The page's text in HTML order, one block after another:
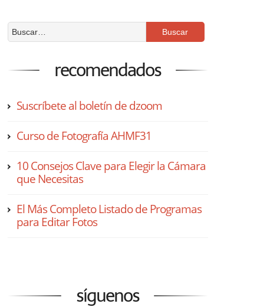
recomendados
Suscríbete al boletín de dzoom
Curso de Fotografía AHMF31
10 Consejos Clave para Elegir la Cámara
que Necesitas
El Más Completo Listado de Programas
para Editar Fotos
síguenos